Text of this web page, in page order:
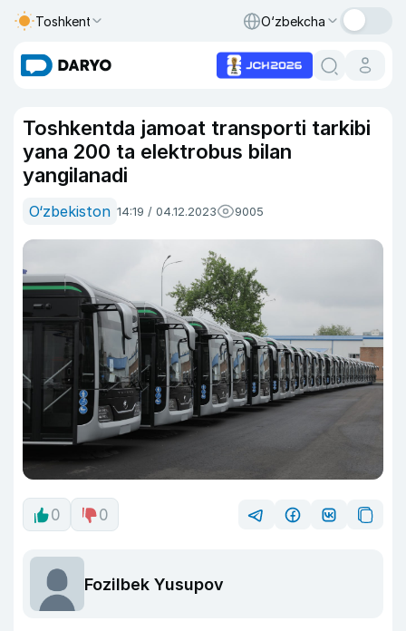
Toshkent O‘zbekcha
Toshkentda jamoat transporti tarkibi
yana 200 ta elektrobus bilan
yangilanadi
O‘zbekiston 14:19 / 04.12.2023 9005
0 0
Fozilbek Yusupov